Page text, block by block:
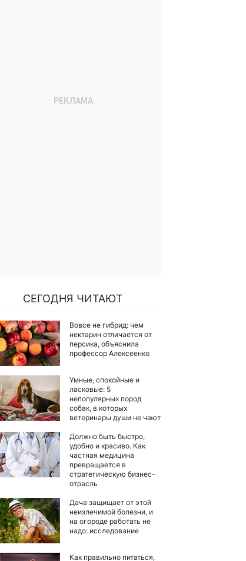
СЕГОДНЯ ЧИТАЮТ
Вовсе не гибрид: чем
нектарин отличается от
персика, объяснила
профессор Алексеенко
Умные, спокойные и
ласковые: 5
непопулярных пород
собак, в которых
ветеринары души не чают
Должно быть быстро,
удобно и красиво. Как
частная медицина
превращается в
стратегическую бизнес-
отрасль
Дача защищает от этой
неизлечимой болезни, и
на огороде работать не
надо: исследование
Как правильно питаться,